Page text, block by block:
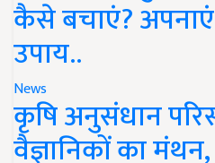
कैसे बचाएं?
उपाय..
News
कृषि अनुसंधान
वैज्ञानिकों का